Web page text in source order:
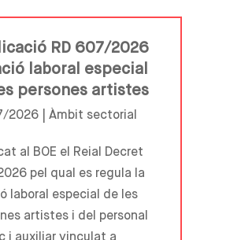
RD 607/2026
laboral especial
persones artistes
2026 | Àmbit sectorial
al BOE el Reial Decret
pel qual es regula la
laboral especial de les
artistes i del personal